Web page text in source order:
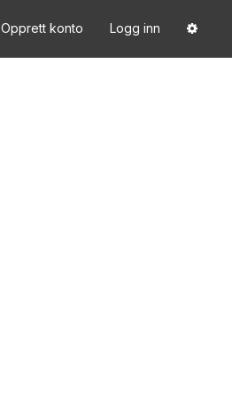
Opprett konto Logg inn